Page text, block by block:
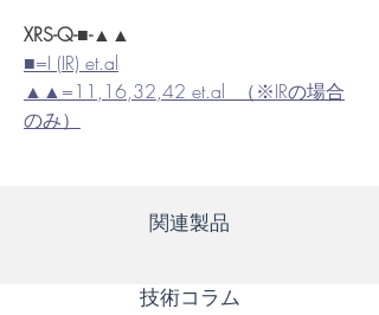
XRS-Q-■-▲▲
■=I (IR) et.al
▲▲=11,16,32,42 et.al （※IRの場合
のみ）
関連製品
​技術コラム